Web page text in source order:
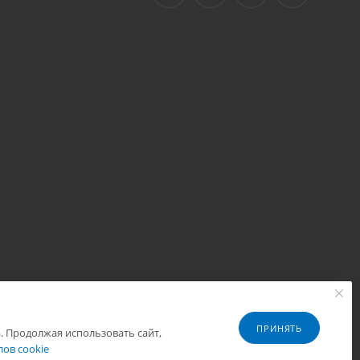
Разработано в
использовать сайт,
cookie
ПРИНЯТЬ